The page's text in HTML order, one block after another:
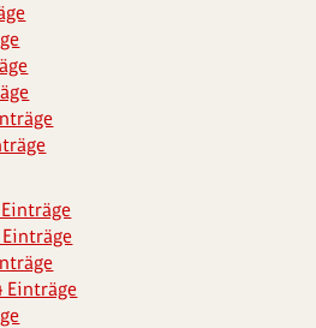
Einträge